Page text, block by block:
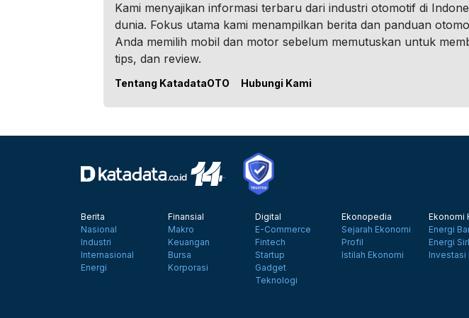
Kami menyajikan informasi terbaru dari industri otomotif di
dunia. Fokus utama kami menampilkan berita dan panduan
Anda memilih mobil dan motor sebelum memutuskan untuk
tips, dan review.
Tentang KatadataOTO Hubungi Kami
Berita
Nasional
Industri
Internasional
Energi
Finansial
Makro
Keuangan
Bursa
Korporasi
Digital
E-Commerce
Fintech
Startup
Gadget
Teknologi
Ekonopedia
Sejarah Ekonomi
Profil
Istilah Ekonomi
Ekonomi
Energi
Energi
Investasi